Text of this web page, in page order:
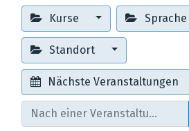
Kurse Sprache
Standort
Nächste Veranstaltungen